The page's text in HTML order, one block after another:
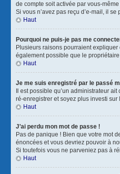
de compte soit activée par vous-
Si vous n’avez pas reçu d’e-mail, il
Haut
Pourquoi ne puis-je pas me
Plusieurs raisons pourraient expliquer
également possible que le
Haut
Je me suis enregistré par le passé
Il est possible qu’un administrateur
ré-enregistrer et soyez plus investi sur
Haut
J’ai perdu mon mot de passe !
Pas de panique ! Bien que votre mot
énoncées et vous devriez pouvoir à
Si toutefois vous ne parveniez pas à
Haut